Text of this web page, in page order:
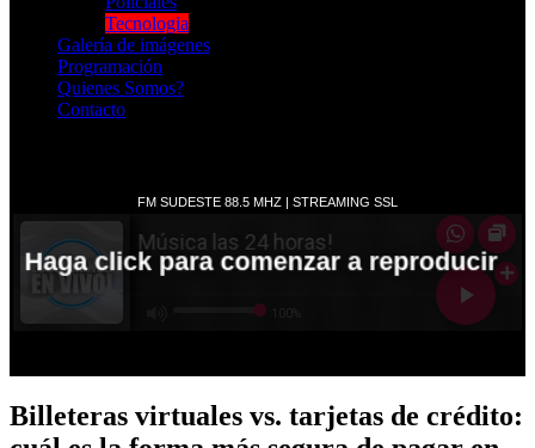
Tecnologia
Galería de imágenes
Programación
Quienes Somos?
Contacto
Billeteras virtuales vs. tarjetas de crédito: